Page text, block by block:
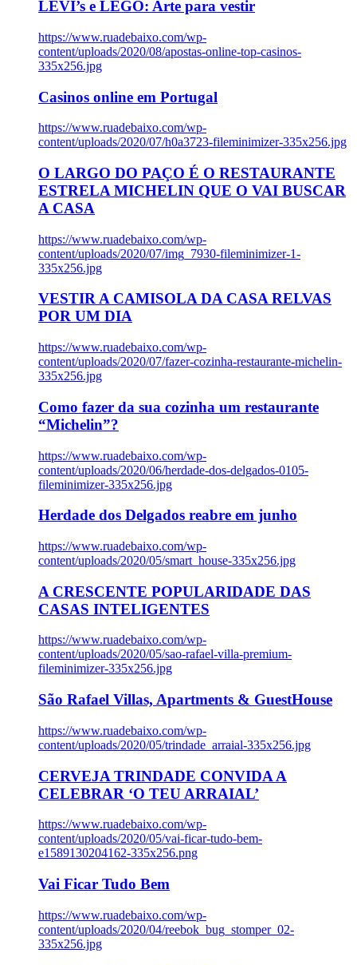
LEVI’s e LEGO: Arte para vestir
https://www.ruadebaixo.com/wp-
content/uploads/2020/08/apostas-online-top-casinos-
335x256.jpg
Casinos online em Portugal
https://www.ruadebaixo.com/wp-
content/uploads/2020/07/h0a3723-fileminimizer-335x256.jpg
O LARGO DO PAÇO É O RESTAURANTE
ESTRELA MICHELIN QUE O VAI BUSCAR
A CASA
https://www.ruadebaixo.com/wp-
content/uploads/2020/07/img_7930-fileminimizer-1-
335x256.jpg
VESTIR A CAMISOLA DA CASA RELVAS
POR UM DIA
https://www.ruadebaixo.com/wp-
content/uploads/2020/07/fazer-cozinha-restaurante-michelin-
335x256.jpg
Como fazer da sua cozinha um restaurante
“Michelin”?
https://www.ruadebaixo.com/wp-
content/uploads/2020/06/herdade-dos-delgados-0105-
fileminimizer-335x256.jpg
Herdade dos Delgados reabre em junho
https://www.ruadebaixo.com/wp-
content/uploads/2020/05/smart_house-335x256.jpg
A CRESCENTE POPULARIDADE DAS
CASAS INTELIGENTES
https://www.ruadebaixo.com/wp-
content/uploads/2020/05/sao-rafael-villa-premium-
fileminimizer-335x256.jpg
São Rafael Villas, Apartments & GuestHouse
https://www.ruadebaixo.com/wp-
content/uploads/2020/05/trindade_arraial-335x256.jpg
CERVEJA TRINDADE CONVIDA A
CELEBRAR ‘O TEU ARRAIAL’
https://www.ruadebaixo.com/wp-
content/uploads/2020/05/vai-ficar-tudo-bem-
e1589130204162-335x256.png
Vai Ficar Tudo Bem
https://www.ruadebaixo.com/wp-
content/uploads/2020/04/reebok_bug_stomper_02-
335x256.jpg